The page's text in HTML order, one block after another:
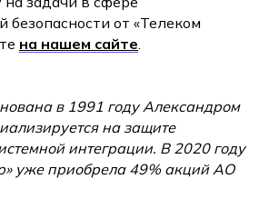
от «Телеком
на нашем сайте.
в 1991 году Александром
на защите
интеграции. В 2020 году
уже приобрела 49% акций АО